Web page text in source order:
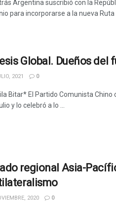
Argentina suscribió con la
para incorporarse a la nueva Ruta
Global. Dueños del
2021 0
Bitar* El Partido Comunista
y lo celebró a lo ...
regional Asia-
2020 0